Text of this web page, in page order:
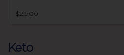
$2.900
Keto